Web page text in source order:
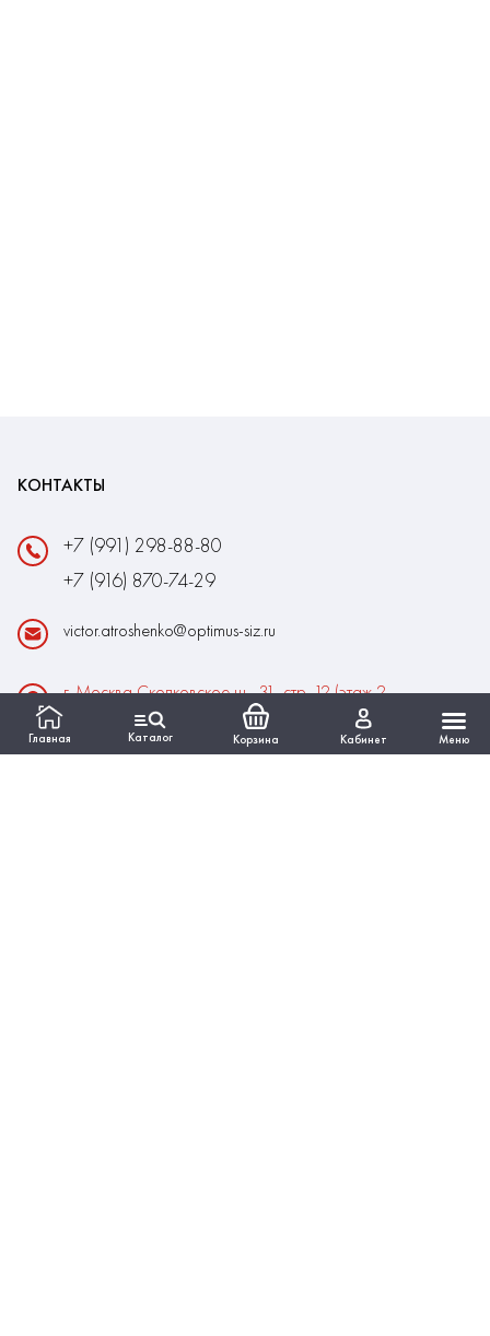
Главная Каталог Корзина Кабинет Меню
КОНТАКТЫ
+7 (991) 298-88-80
+7 (916) 870-74-29
victor.atroshenko@optimus-siz.ru
г. Москва Сколковское ш., 31, стр. 12 (этаж 2,
помещение 22)
Время работы: